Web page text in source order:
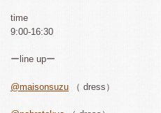
time
9:00-16:30
ーline upー
@maisonsuzu （ dress）